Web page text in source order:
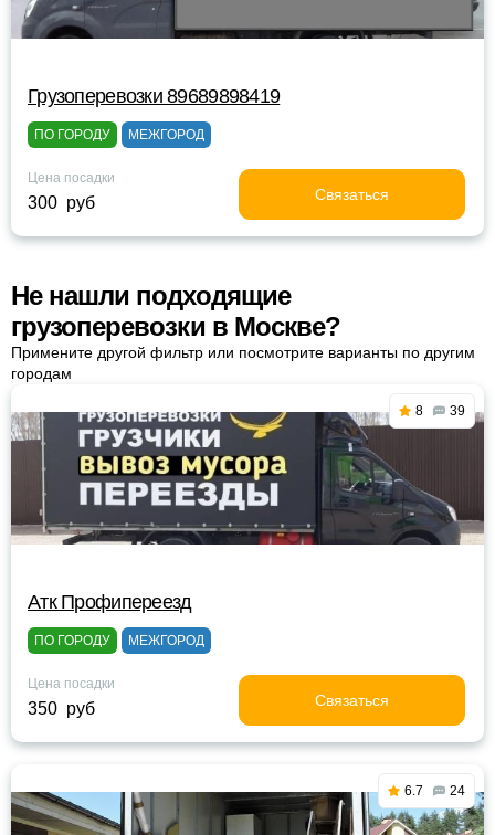
Грузоперевозки 89689898419
ПО ГОРОДУ МЕЖГОРОД
Цена посадки
300 руб Связаться
Не нашли подходящие
грузоперевозки в Москве?
Примените другой фильтр или посмотрите варианты по другим
городам
8 39
Атк Профипереезд
ПО ГОРОДУ МЕЖГОРОД
Цена посадки
350 руб Связаться
6.7 24